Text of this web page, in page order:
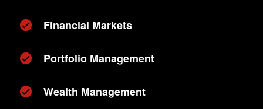
Financial Markets
Portfolio Management
Wealth Management